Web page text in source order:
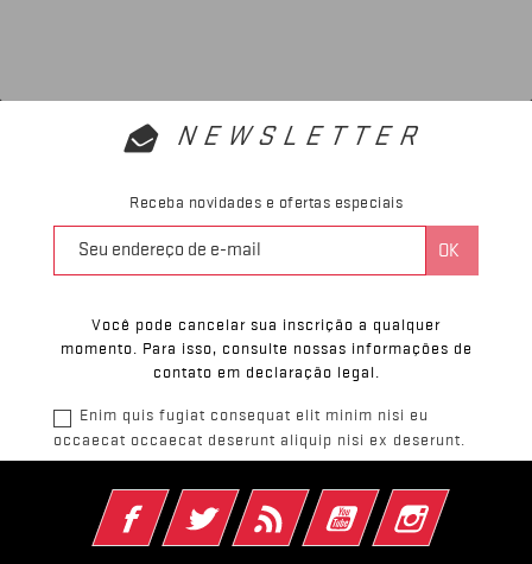
NEWSLETTER
Receba novidades e ofertas especiais
Você pode cancelar sua inscrição a qualquer
momento. Para isso, consulte nossas informações de
contato em declaração legal.
Enim quis fugiat consequat elit minim nisi eu
occaecat occaecat deserunt aliquip nisi ex deserunt.
FacebookTwitter Rss YouTube Instagram